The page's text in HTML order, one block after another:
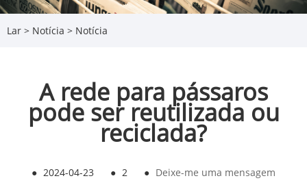
Lar > Notícia > Notícia
A rede para pássaros
pode ser reutilizada ou
reciclada?
● 2024-04-23 ● 2 ● Deixe-me uma mensagem